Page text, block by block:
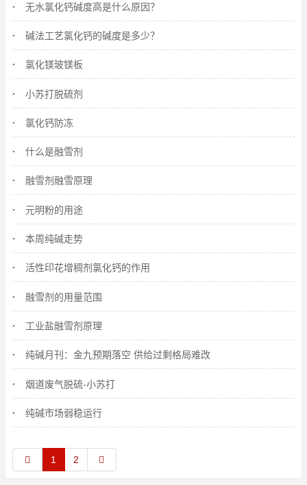
无水氯化钙碱度高是什么原因？
碱法工艺氯化钙的碱度是多少？
氯化镁玻镁板
小苏打脱硫剂
氯化钙防冻
什么是融雪剂
融雪剂融雪原理
元明粉的用途
本周纯碱走势
活性印花增稠剂氯化钙的作用
融雪剂的用量范围
工业盐融雪剂原理
纯碱月刊：金九预期落空 供给过剩格局难改
烟道废气脱硫-小苏打
纯碱市场弱稳运行
1 2